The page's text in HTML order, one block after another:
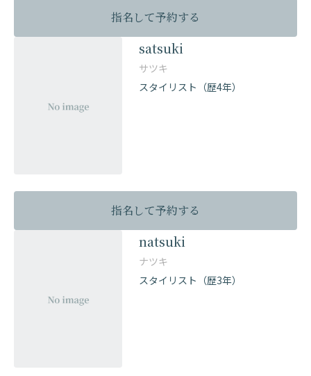
指名して予約する
satsuki
サツキ
スタイリスト（歴4年）
指名して予約する
natsuki
ナツキ
スタイリスト（歴3年）